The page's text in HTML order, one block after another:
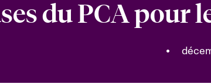
Beazley.
Pleins feux sur le risque lié à la
cybersécurité et à la technologie
du PCA
•